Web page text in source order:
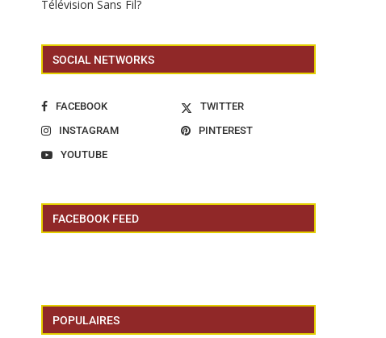
Télévision Sans Fil?
SOCIAL NETWORKS
FACEBOOK
TWITTER
INSTAGRAM
PINTEREST
YOUTUBE
FACEBOOK FEED
POPULAIRES